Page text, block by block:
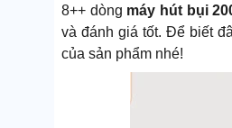
8++ dòng máy hút bụi
và đánh giá tốt. Để biết
của sản phẩm nhé!